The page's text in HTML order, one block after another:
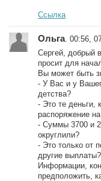
Ссылка
Ольга. 00:56,
Сергей, добрый
просит для
Вы может быть
- У Вас и у
детства?
- Это те деньги,
распоряжение
- Суммы 3700 и
округлили?
- Это только от
другие выплаты?
Информации,
предположить,